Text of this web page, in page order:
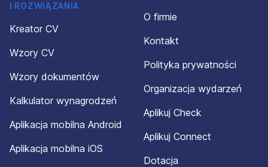
I ROZWIĄZANIA
Kreator CV
Wzory CV
Wzory dokumentów
Kalkulator wynagrodzeń
Aplikacja mobilna Android
Aplikacja mobilna iOS
O firmie
Kontakt
Polityka prywatności
Organizacja wydarzeń
Aplikuj Check
Aplikuj Connect
Dotacja